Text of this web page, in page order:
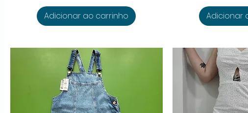
Adicionar ao carrinho Adicionar